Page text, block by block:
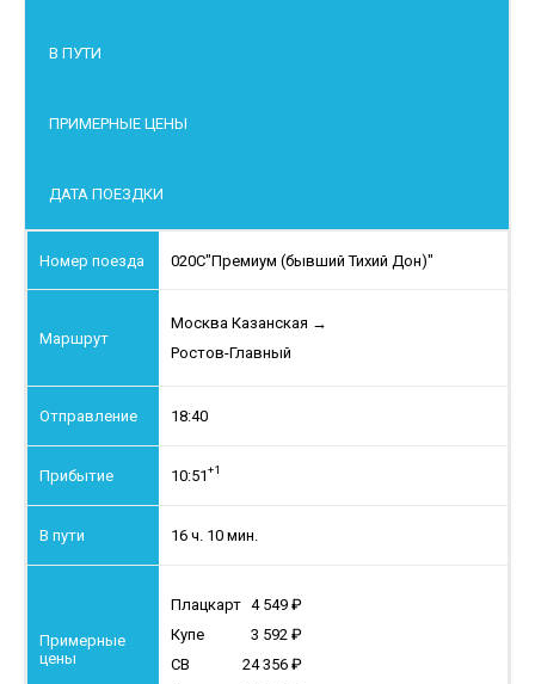
В ПУТИ
ПРИМЕРНЫЕ ЦЕНЫ
ДАТА ПОЕЗДКИ
020С"Премиум (бывший Тихий Дон)"
Москва Казанская →
Ростов-Главный
18:40
10:51+1
16 ч. 10 мин.
Плацкарт 4 549
Купе
3 592
СВ
24 356